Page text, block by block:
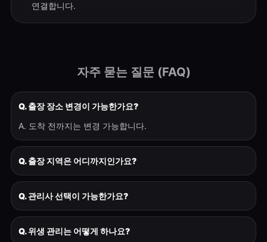
연결합니다.
자주 묻는 질문 (FAQ)
Q. 출장 장소 변경이 가능한가요?
A. 도착 전까지는 변경 가능합니다.
Q. 출장 지역은 어디까지인가요?
Q. 관리사 선택이 가능한가요?
Q. 위생 관리는 어떻게 하나요?